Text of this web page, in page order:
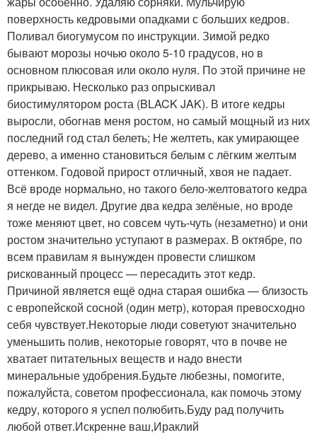
поверхность кедровыми опадками с больших кедров.
Поливал биогумусом по инструкции. Зимой редко
бывают морозы ночью около 5-10 градусов, но в
основном плюсовая или около нуля. По этой причине не
прикрываю. Несколько раз опрыскивал
биостимулятором роста (BLACK JAK). В итоге кедры
выросли, обогнав меня ростом, но самый мощный из них
последний год стал белеть; Не желтеть, как умирающее
дерево, а именно становиться белым с лёгким желтым
оттенком. Годовой прирост отличный, хвоя не падает.
Всё вроде нормально, но такого бело-желтоватого кедра
я негде не видел. Другие два кедра зелёные, но вроде
тоже меняют цвет, но совсем чуть-чуть (незаметно) и они
ростом значительно уступают в размерах. В октябре, по
всем правилам я вынужден провести слишком
рискованный процесс — пересадить этот кедр.
Причиной является ещё одна старая ошибка — близость
с европейской сосной (один метр), которая превосходно
себя чувствует.Некоторые люди советуют значительно
уменьшить полив, некоторые говорят, что в почве не
хватает питательных веществ и надо внести
минеральные удобрения.Будьте любезны, помогите,
пожалуйста, советом профессионала, как помочь этому
кедру, которого я успел полюбить.Буду рад получить
любой ответ.Искренне ваш,Ираклий